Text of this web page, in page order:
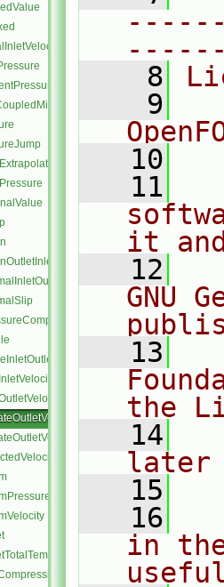
    8
    9
   10
   11
it
   12
GNU
   13
the
   14
later
   15
   16
in